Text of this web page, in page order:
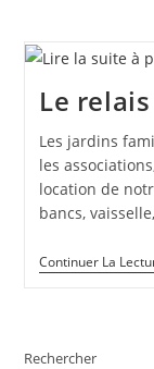
Le
Les jardins
les
location de
bancs,
Continuer La
Rechercher